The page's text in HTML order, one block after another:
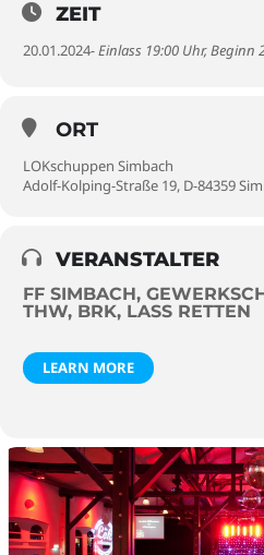
ZEIT
20.01.2024- Einlass 19:00 Uhr, Beginn
ORT
LOKschuppen Simbach
Adolf-Kolping-Straße 19, D-84359
VERANSTALTER
FF SIMBACH,
THW, BRK, LASS RETTEN
LEARN MORE